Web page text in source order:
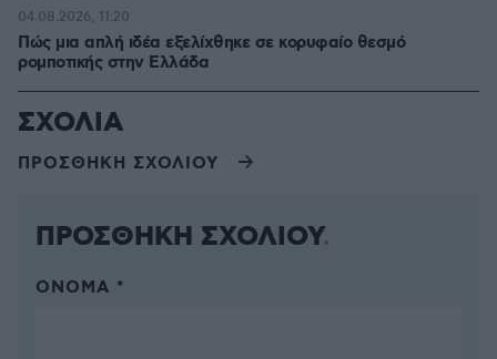
Πώς μια απλή ιδέα εξελίχθηκε σε κορυφαίο θεσμό
ρομποτικής στην Ελλάδα
04.08.2026, 11:20
ΣΧΟΛΙΑ
ΠΡΟΣΘΗΚΗ ΣΧΟΛΙΟΥ
ΠΡΟΣΘΗΚΗ ΣΧΟΛΙΟΥ
ΌΝΟΜΑ *